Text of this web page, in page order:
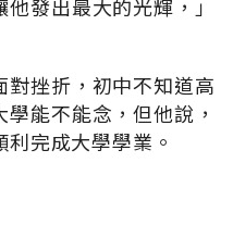
發出最大的光輝，」
挫折，初中不知道高
能不能念，但他說，
完成大學學業。